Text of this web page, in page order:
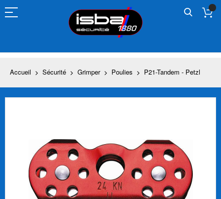
au
contenu
Accueil Sécurité Grimper Poulies P21-Tandem - Petzl
images
gallery